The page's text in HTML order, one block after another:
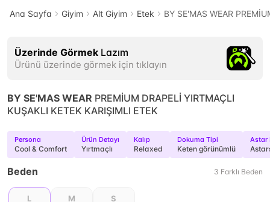
Ana Sayfa Giyim Alt Giyim Etek BY SE'MAS WEAR
Üzerinde Görmek Lazım
Ürünü üzerinde görmek için tıklayın
BY SE'MAS WEAR PREMİUM DRAPELİ YIRTMAÇLI
KUŞAKLI KETEK KARIŞIMLI ETEK
Persona
Cool & Comfort
Ürün Detayı
Yırtmaçlı
Kalıp
Relaxed
Dokuma Tipi
Keten görünümlü
Astar
Beden 3 Farklı Beden
L M S